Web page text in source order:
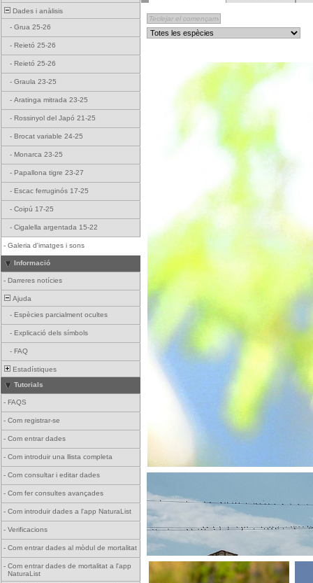
Dades i anàlisis
- Grua 25-26
- Reietó 25-26
- Reietó 25-26
- Graula 23-25
- Aratinga mitrada 23-25
- Rossinyol del Japó 21-25
- Brocat variable 24-25
- Monarca 23-25
- Papallona tigre 23-27
- Escac ferruginós 17-25
- Coipú 17-25
- Cigalella argentada 15-22
- Galeria d'imatges i sons
Informació
- Darreres notícies
Ajuda
- Espècies parcialment ocultes
- Explicació dels símbols
- FAQ
Estadístiques
Tutorials
- FAQS
- Com registrar-se
- Com entrar dades
- Com introduir una llista completa
- Com consultar i editar dades
- Com fer consultes avançades
- Com introduir dades a l'app NaturaList
- Verificacions
- Com entrar dades al mòdul de mortalitat
- Com entrar dades de mortalitat a l'app
NaturaList